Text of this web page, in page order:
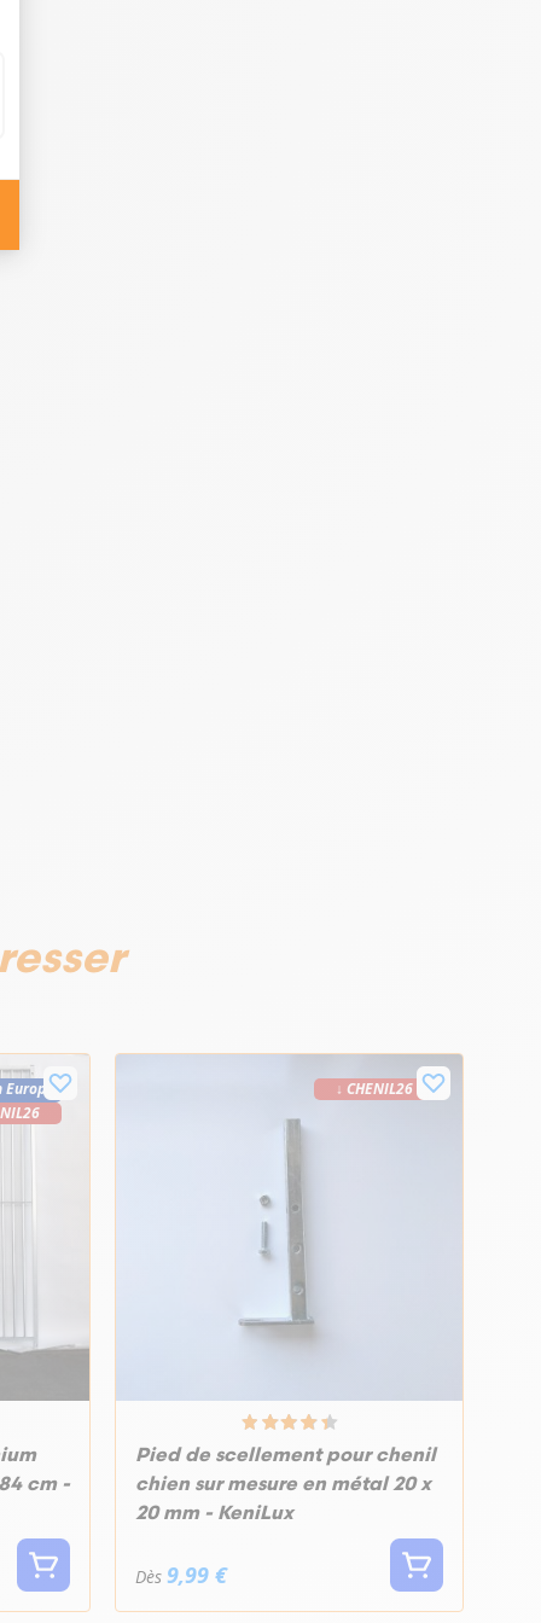
Europe
cm -
↓ CHENIL26
Pied de scellement pour chenil
chien sur mesure en métal 20 x
20 mm - KeniLux
Dès 9,99 €